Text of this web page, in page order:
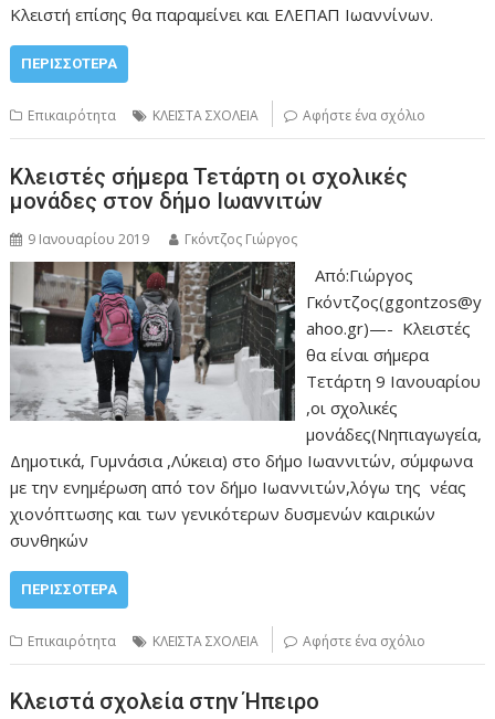
Κλειστή επίσης θα παραμείνει και ΕΛΕΠΑΠ Ιωαννίνων.
ΠΕΡΙΣΣΌΤΕΡΑ
Επικαιρότητα ΚΛΕΙΣΤΑ ΣΧΟΛΕΙΑ Αφήστε ένα σχόλιο
Κλειστές σήμερα Τετάρτη οι σχολικές
μονάδες στον δήμο Ιωαννιτών
9 Ιανουαρίου 2019 Γκόντζος Γιώργος
Από:Γιώργος
Γκόντζος(ggontzos@y
ahoo.gr)—- Κλειστές
θα είναι σήμερα
Τετάρτη 9 Ιανουαρίου
,οι σχολικές
μονάδες(Νηπιαγωγεία,
Δημοτικά, Γυμνάσια ,Λύκεια) στο δήμο Ιωαννιτών, σύμφωνα
με την ενημέρωση από τον δήμο Ιωαννιτών,λόγω της νέας
χιονόπτωσης και των γενικότερων δυσμενών καιρικών
συνθηκών
ΠΕΡΙΣΣΌΤΕΡΑ
Επικαιρότητα ΚΛΕΙΣΤΑ ΣΧΟΛΕΙΑ Αφήστε ένα σχόλιο
Κλειστά σχολεία στην Ήπειρο